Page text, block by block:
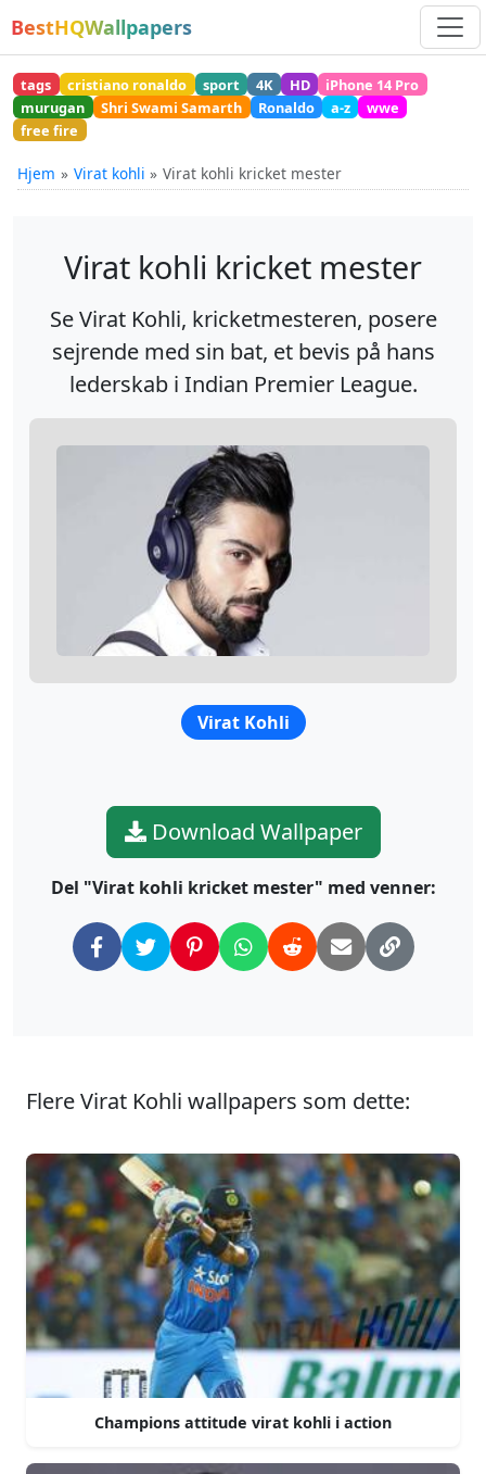
BestHQWallpapers
tags cristiano ronaldo sport 4K HD
iPhone 14 Pro
murugan
Shri Swami Samarth Ronaldo a-z
wwe
free fire
Hjem Virat kohli Virat kohli kricket mester
Virat kohli kricket mester
Se Virat Kohli, kricketmesteren, posere
sejrende med sin bat, et bevis på hans
lederskab i Indian Premier League.
Virat Kohli
Download Wallpaper
Del "Virat kohli kricket mester" med venner:
Flere Virat Kohli wallpapers som dette:
Champions attitude virat kohli i action